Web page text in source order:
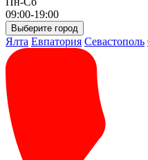
09:00-19:00
Выберите город
Ялта Евпатория Севастополь